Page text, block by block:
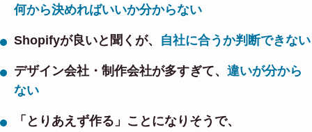
何から決めればいいか分からない
Shopifyが良いと聞くが、 自社に合うか判断できない
デザイン会社・制作会社が多すぎて、 違いが分から
ない
「とりあえず作る」ことになりそうで、